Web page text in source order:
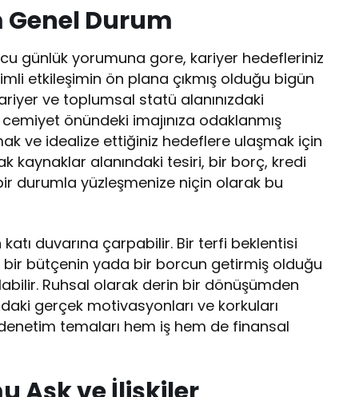
Durum
günlük yorumuna gore, kariyer hedefleriniz
etkileşimin ön plana çıkmış olduğu bigün
ve toplumsal statü alanınızdaki
önündeki imajınıza odaklanmış
ve idealize ettiğiniz hedeflere ulaşmak için
kaynaklar alanındaki tesiri, bir borç, kredi
durumla yüzleşmenize niçin olarak bu
duvarına çarpabilir. Bir terfi beklentisi
bütçenin yada bir borcun getirmiş olduğu
Ruhsal olarak derin bir dönüşümden
gerçek motivasyonları ve korkuları
temaları hem iş hem de finansal